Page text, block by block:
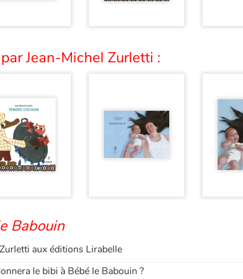
Jean-Michel Zurletti :
Babouin
aux éditions Lirabelle
le bibi à Bébé le Babouin ?